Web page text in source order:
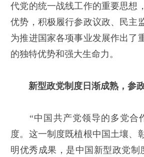
代党的统一战线工作的重要思想
优势，积极履行参政议政、民主
为推进国家各项事业发展作出了
的独特优势和强大生命力。
新型政党制度日渐成熟，参政
“中国共产党领导的多党合
度。这一制度既植根中国土壤、
明优秀成果，是中国新型政党制